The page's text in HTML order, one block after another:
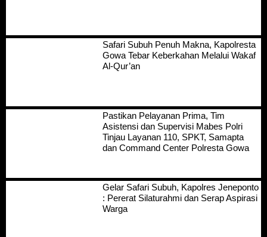
Safari Subuh Penuh Makna, Kapolresta
Gowa Tebar Keberkahan Melalui Wakaf
Al-Qur’an
Pastikan Pelayanan Prima, Tim
Asistensi dan Supervisi Mabes Polri
Tinjau Layanan 110, SPKT, Samapta
dan Command Center Polresta Gowa
Gelar Safari Subuh, Kapolres Jeneponto
: Pererat Silaturahmi dan Serap Aspirasi
Warga